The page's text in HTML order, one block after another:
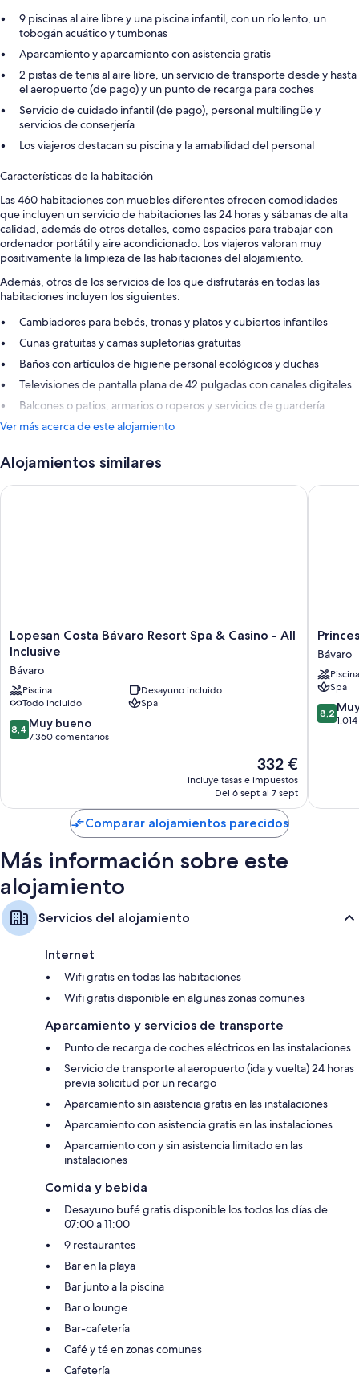
9 piscinas al aire libre y una piscina infantil, con un río lento, un
tobogán acuático y tumbonas
Aparcamiento y aparcamiento con asistencia gratis
2 pistas de tenis al aire libre, un servicio de transporte desde y hasta
el aeropuerto (de pago) y un punto de recarga para coches
Servicio de cuidado infantil (de pago), personal multilingüe y
servicios de conserjería
Los viajeros destacan su piscina y la amabilidad del personal
Características de la habitación
Las 460 habitaciones con muebles diferentes ofrecen comodidades
que incluyen un servicio de habitaciones las 24 horas y sábanas de alta
calidad, además de otros detalles, como espacios para trabajar con
ordenador portátil y aire acondicionado. Los viajeros valoran muy
positivamente la limpieza de las habitaciones del alojamiento.
Además, otros de los servicios de los que disfrutarás en todas las
habitaciones incluyen los siguientes:
Cambiadores para bebés, tronas y platos y cubiertos infantiles
Cunas gratuitas y camas supletorias gratuitas
Baños con artículos de higiene personal ecológicos y duchas
Televisiones de pantalla plana de 42 pulgadas con canales digitales
Balcones o patios, armarios o roperos y servicios de guardería
Ver más acerca de este alojamiento
Alojamientos similares
Lopesan
Costa
Resort
Spa
&
Casino
-
Lopesan Costa Bávaro Resort Spa & Casino - All
Inclusive
Bávaro
Piscina
Desayuno incluido
Todo incluido
Spa
8.4
sobre
8,4 Muy bueno
7.360 comentarios
El
precio
actual
de
332 €
332 €
incluye tasas e impuestos
Del 6 sept al 7 sept
Lopesan Costa Bávaro Resort Spa & Casino - All Inclusive
Princess
Family
Club
Bavaro
-
All
Inclusive
Bávaro
Piscina
Spa
8.2
sobre
8,2
Comparar alojamientos parecidos
Más información sobre este
alojamiento
Servicios del alojamiento
Internet
Wifi gratis en todas las habitaciones
Wifi gratis disponible en algunas zonas comunes
Aparcamiento y servicios de transporte
Punto de recarga de coches eléctricos en las instalaciones
Servicio de transporte al aeropuerto (ida y vuelta) 24 horas
previa solicitud por un recargo
Aparcamiento sin asistencia gratis en las instalaciones
Aparcamiento con asistencia gratis en las instalaciones
Aparcamiento con y sin asistencia limitado en las
instalaciones
Comida y bebida
Desayuno bufé gratis disponible los todos los días de
07:00 a 11:00
9 restaurantes
Bar en la playa
Bar junto a la piscina
Bar o lounge
Bar-cafetería
Café y té en zonas comunes
Cafetería